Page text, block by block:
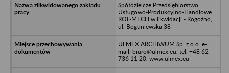
Spółdzielcze Przedsiębiorstwo
Usługowo-Produkcyjno-Handlowe
ROL-MECH w likwidacji - Rogoźno,
ul. Boguniewska 38
ULMEX ARCHIWUM Sp. z o.o. e-
mail: biuro@ulmex.eu, tel. +48 62
736 11 20, www.ulmex.eu